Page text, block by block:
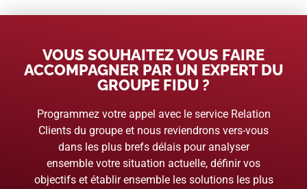
VOUS SOUHAITEZ VOUS FAIRE
ACCOMPAGNER PAR UN EXPERT DU
GROUPE FIDU ?
Programmez votre appel avec le service Relation
Clients du groupe et nous reviendrons vers-vous
dans les plus brefs délais pour analyser
ensemble votre situation actuelle, définir vos
objectifs et établir ensemble les solutions les plus